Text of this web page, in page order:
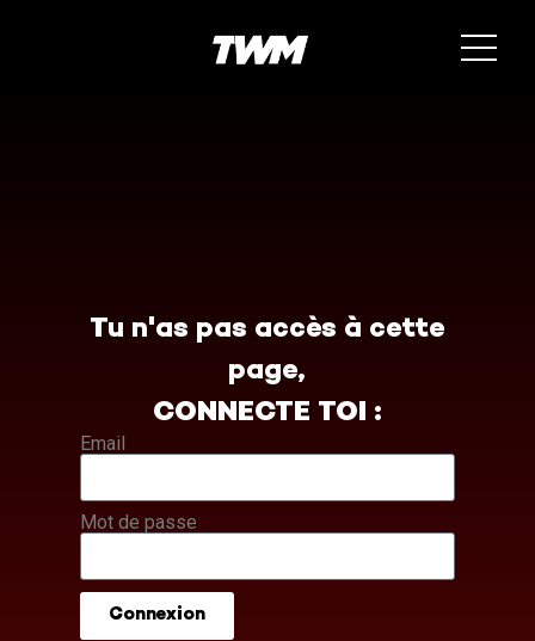
Tu n'as pas accès à cette
page,
CONNECTE TOI :
Email
Mot de passe
Connexion